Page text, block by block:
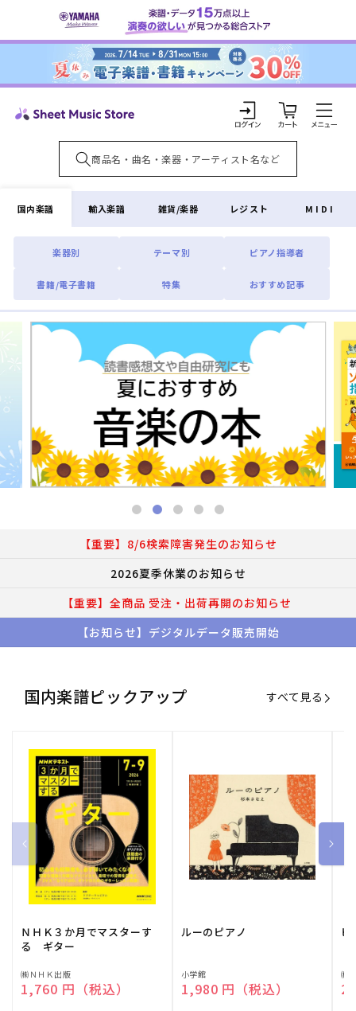
ンツに
ロ
グ
イ
ン
カ
ー
ト
国内楽譜
楽器別 テーマ別 ピアノ指導者
書籍/電子書籍 特集 おすすめ記事
輸入楽譜 雑貨/楽器 レジスト MIDI
【重要】8/6検索障害発生のお知らせ
2026夏季休業のお知らせ
【重要】全商品 受注・出荷再開のお知らせ
【お知らせ】デジタルデータ販売開始
国内楽譜ピックアップ すべて見る
ＮＨＫ３か月でマスターす
る ギター
販
売
㈱ＮＨＫ出版
通常価格
1,760 円（税込）
ルーのピアノ
販
売
小学館
通常価格
1,980 円（税込）
ピ
販
売
㈱